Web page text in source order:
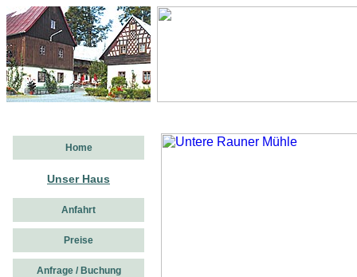
Home
Unser Haus
Anfahrt
Preise
Anfrage / Buchung